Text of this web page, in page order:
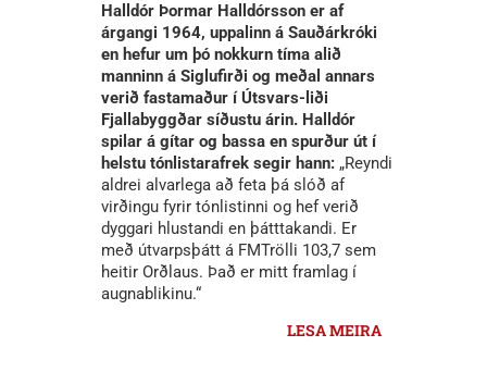
Halldór Þormar Halldórsson er af
árgangi 1964, uppalinn á Sauðárkróki
en hefur um þó nokkurn tíma alið
manninn á Siglufirði og meðal annars
verið fastamaður í Útsvars-liði
Fjallabyggðar síðustu árin. Halldór
spilar á gítar og bassa en spurður út í
helstu tónlistarafrek segir hann: „Reyndi
aldrei alvarlega að feta þá slóð af
virðingu fyrir tónlistinni og hef verið
dyggari hlustandi en þátttakandi. Er
með útvarpsþátt á FMTrölli 103,7 sem
heitir Orðlaus. Það er mitt framlag í
augnablikinu.“
LESA MEIRA